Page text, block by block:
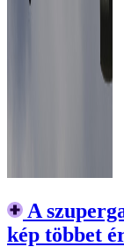
A
kép többet